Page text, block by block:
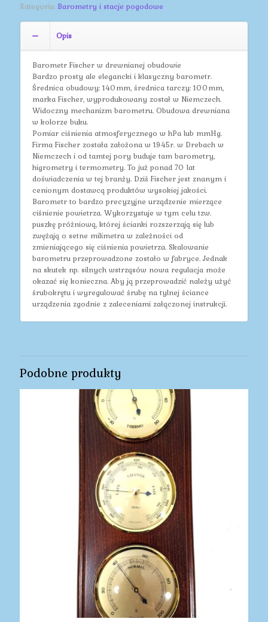
Kategoria: Barometry i stacje pogodowe
Opis
Barometr Fischer w drewnianej obudowie
Bardzo prosty ale elegancki i klasyczny barometr.
Średnica obudowy: 140mm, średnica tarczy: 100mm,
marka Fischer, wyprodukowany został w Niemczech.
Widoczny mechanizm barometru. Obudowa drewniana
w kolorze buku.
Pomiar ciśnienia atmosferycznego w hPa lub mmHg.
Firma Fischer została założona w 1945r. w Drebach w
Niemczech i od tamtej pory buduje tam barometry,
higrometry i termometry. To już ponad 70 lat
doświadczenia w tej branży. Dziś Fischer jest znanym i
cenionym dostawcą produktów wysokiej jakości.
Barometr to bardzo precyzyjne urządzenie mierzące
ciśnienie powietrza. Wykorzystuje w tym celu tzw.
puszkę próżniową, której ścianki rozszerzają się lub
zwężają o setne milimetra w zależności od
zmieniającego się ciśnienia powietrza. Skalowanie
barometru przeprowadzone zostało w fabryce. Jednak
na skutek np. silnych wstrząsów nowa regulacja może
okazać się konieczna. Aby ją przeprowadzić należy użyć
śrubokrętu i wyregulować śrubę na tylnej ściance
urządzenia zgodnie z zaleceniami załączonej instrukcji.
Podobne produkty